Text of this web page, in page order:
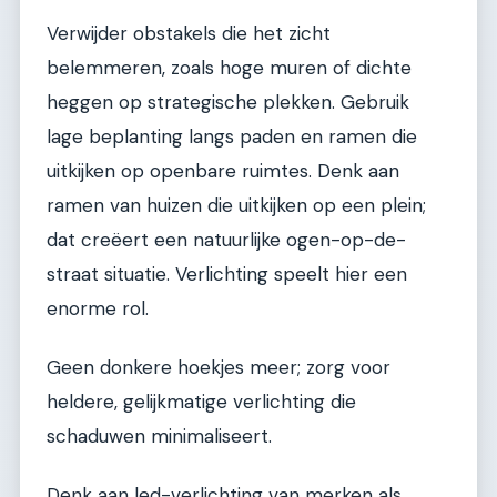
Verwijder obstakels die het zicht
belemmeren, zoals hoge muren of dichte
heggen op strategische plekken. Gebruik
lage beplanting langs paden en ramen die
uitkijken op openbare ruimtes. Denk aan
ramen van huizen die uitkijken op een plein;
dat creëert een natuurlijke ogen-op-de-
straat situatie. Verlichting speelt hier een
enorme rol.
Geen donkere hoekjes meer; zorg voor
heldere, gelijkmatige verlichting die
schaduwen minimaliseert.